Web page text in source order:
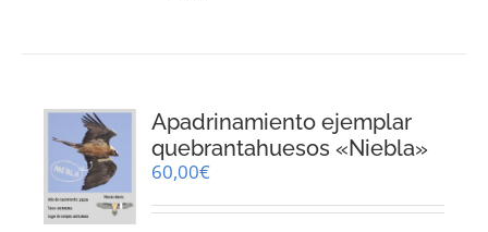
Apadrinamiento ejemplar
quebrantahuesos «Niebla»
60,00€